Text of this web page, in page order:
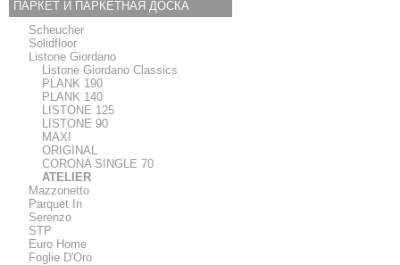
ПАРКЕТ И ПАРКЕТНАЯ ДОСКА
Scheucher
Solidfloor
Listone Giordano
Listone Giordano Classics
PLANK 190
PLANK 140
LISTONE 125
LISTONE 90
MAXI
ORIGINAL
CORONA SINGLE 70
ATELIER
Mazzonetto
Parquet In
Serenzo
STP
Euro Home
Foglie D'Oro